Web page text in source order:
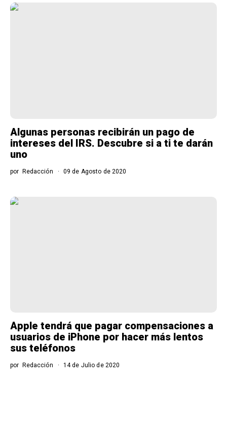
Algunas personas recibirán un pago de
intereses del IRS. Descubre si a ti te darán
uno
por Redacción 09 de Agosto de 2020
Apple tendrá que pagar compensaciones a
usuarios de iPhone por hacer más lentos
sus teléfonos
por Redacción 14 de Julio de 2020